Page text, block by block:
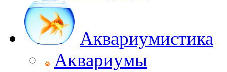
Аквариумистика
Аквариумы